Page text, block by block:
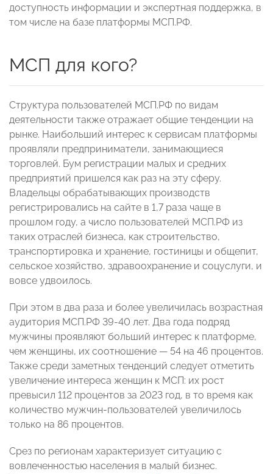
доступность информации и экспертная поддержка, в
том числе на базе платформы МСП.РФ.
МСП для кого?
Структура пользователей МСП.РФ по видам
деятельности также отражает общие тенденции на
рынке. Наибольший интерес к сервисам платформы
проявляли предприниматели, занимающиеся
торговлей. Бум регистрации малых и средних
предприятий пришелся как раз на эту сферу.
Владельцы обрабатывающих производств
регистрировались на сайте в 1,7 раза чаще в
прошлом году, а число пользователей МСП.РФ из
таких отраслей бизнеса, как строительство,
транспортировка и хранение, гостиницы и общепит,
сельское хозяйство, здравоохранение и соцуслуги, и
вовсе удвоилось.
При этом в два раза и более увеличилась возрастная
аудитория МСП.РФ 39-40 лет. Два года подряд
мужчины проявляют больший интерес к платформе,
чем женщины, их соотношение — 54 на 46 процентов.
Также среди заметных тенденций следует отметить
увеличение интереса женщин к МСП: их рост
превысил 112 процентов за 2023 год, в то время как
количество мужчин-пользователей увеличилось
только на 86 процентов.
Срез по регионам характеризует ситуацию с
вовлеченностью населения в малый бизнес.